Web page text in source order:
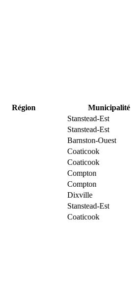
Région Municipalité
Stanstead-Est
Stanstead-Est
Barnston-Ouest
Coaticook
Coaticook
Compton
Compton
Dixville
Stanstead-Est
Coaticook